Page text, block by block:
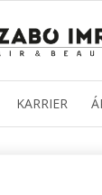
KARRIER